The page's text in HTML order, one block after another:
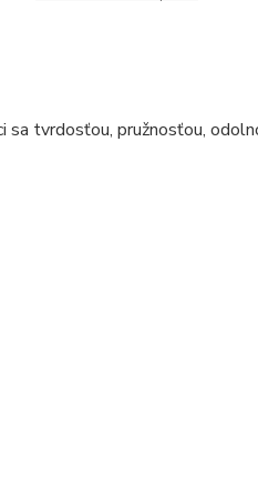
sa tvrdosťou, pružnosťou,